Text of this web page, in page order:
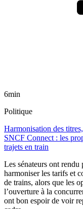
6min
Politique
Harmonisation des
SNCF Connect : les
trajets en train
Les sénateurs ont
harmoniser les tarifs et
de trains, alors que les
l’ouverture à la
ont bon espoir de voir